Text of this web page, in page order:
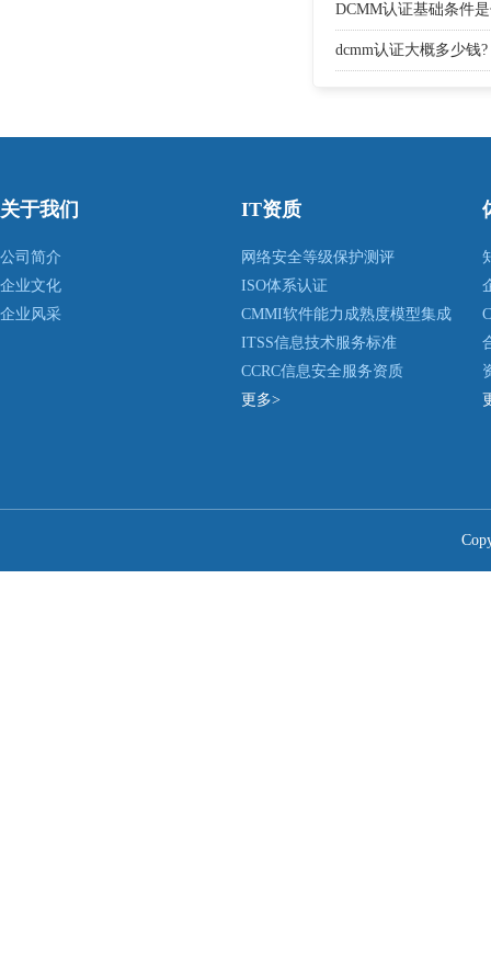
DCMM认证基础条件
dcmm认证大概多少钱?
关于我们
公司简介
企业文化
企业风采
IT资质
网络安全等级保护测评
ISO体系认证
CMMI软件能力成熟度模型集成
ITSS信息技术服务标准
CCRC信息安全服务资质
更多>